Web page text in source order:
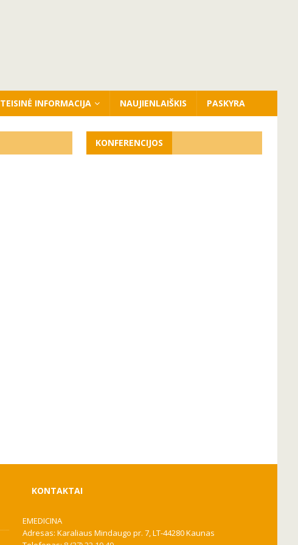
TEISINĖ INFORMACIJA NAUJIENLAIŠKIS PASKYRA
KONFERENCIJOS
KONTAKTAI
EMEDICINA
Adresas: Karaliaus Mindaugo pr. 7, LT-44280 Kaunas